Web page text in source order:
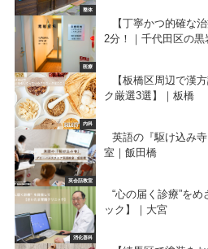
整体
医療
【丁寧かつ的確な
2分！｜千代田区の黒
内科
【板橋区周辺で漢
ク厳選3選】｜板橋
英会話教室
英語の『駆け込み
室｜飯田橋
消化器科
“心の届く診療”を
ック】｜大宮